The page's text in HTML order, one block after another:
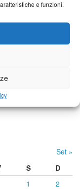
e funzioni.
Set »
S
D
1
2